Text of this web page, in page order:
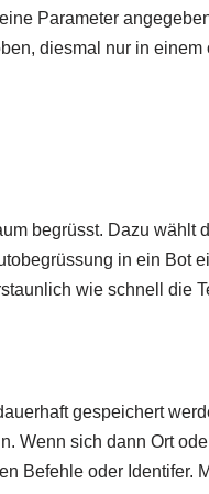
Parameter
diesmal nur in einem
begrüsst. Dazu wählt
in ein Bot
wie schnell die
gespeichert
Wenn sich dann Ort
Befehle oder Identifer.